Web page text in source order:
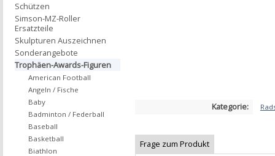
Kategorie:
Frage zum Produkt
Schützen
Simson-MZ-Roller
Ersatzteile
Skulpturen Auszeichnen
Sonderangebote
Trophäen-Awards-Figuren
American Football
Angeln / Fische
Baby
Badminton / Federball
Baseball
Basketball
Biathlon